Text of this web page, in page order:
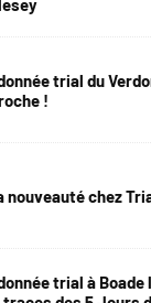
trial du
!
nouveauté chez
trial à Boade